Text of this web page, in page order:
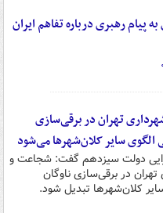
پیام رهبری درباره تفاهم ایران
تهران در برقی‌سازی
سایر کلان‌شهرها می‌شود
دولت سیزدهم گفت: شجاعت و
در برقی‌سازی ناوگان
کلان‌شهرها تبدیل شود.